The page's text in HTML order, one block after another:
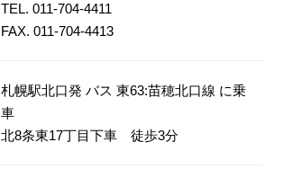
TEL. 011-704-4411
FAX. 011-704-4413
札幌駅北口発 バス 東63:苗穂北口線 に乗
車
北8条東17丁目下車 徒歩3分